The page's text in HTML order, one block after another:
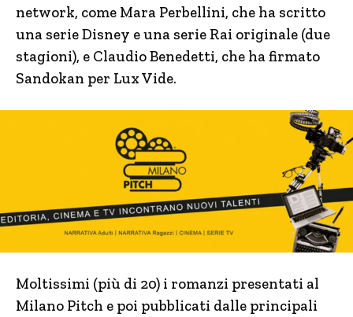
network, come Mara Perbellini, che ha scritto
una serie Disney e una serie Rai originale (due
stagioni), e Claudio Benedetti, che ha firmato
Sandokan per Lux Vide.
Moltissimi (più di 20) i romanzi presentati al
Milano Pitch e poi pubblicati dalle principali